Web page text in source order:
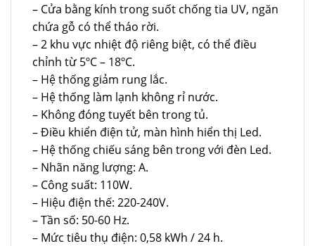
– Cửa bằng kính trong suốt chống tia UV, ngăn
chứa gỗ có thể tháo rời.
– 2 khu vực nhiệt độ riêng biệt, có thể điều
chỉnh từ 5ºC – 18ºC.
– Hệ thống giảm rung lắc.
– Hệ thống làm lạnh không rỉ nước.
– Không đóng tuyết bên trong tủ.
– Điều khiển điện tử, màn hình hiển thị Led.
– Hệ thống chiếu sáng bên trong với đèn Led.
– Nhãn năng lượng: A.
– Công suất: 110W.
– Hiệu điện thế: 220-240V.
– Tần số: 50-60 Hz.
– Mức tiêu thụ điện: 0,58 kWh / 24 h.